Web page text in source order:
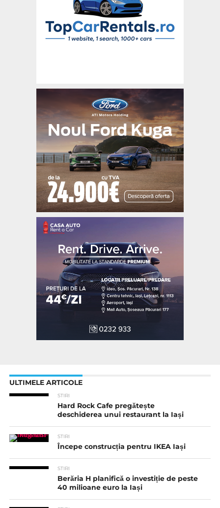
ULTIMELE ARTICOLE
STIRI
Hard Rock Cafe pregătește
deschiderea unui restaurant la Iași
STIRI
Începe construcția pentru IKEA Iași
STIRI
Berăria H planifică o investiție de peste
40 milioane euro la Iași